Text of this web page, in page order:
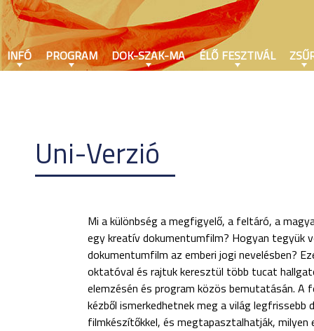
Uni-Verzió
Mi a különbség a megfigyelő, a feltáró, a
egy kreatív dokumentumfilm? Hogyan tegyük
dokumentumfilm az emberi jogi nevelésben?
oktatóval és rajtuk keresztül több tucat
elemzésén és program közös bemutatásán.
kézből ismerkedhetnek meg a világ
filmkészítőkkel, és megtapasztalhatják,
INFÓ PROGRAM DOK-SZAK-MA ÉLŐ FESZTIVÁL